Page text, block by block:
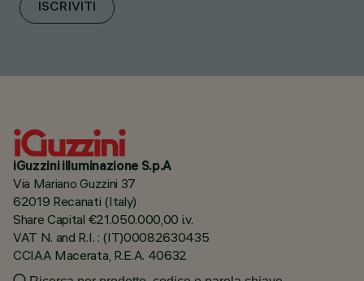
ISCRIVITI
iGuzzini illuminazione S.p.A
Via Mariano Guzzini 37
62019 Recanati (Italy)
Share Capital €21.050.000,00 i.v.
VAT N. and R.I. : (IT)00082630435
CCIAA Macerata, R.E.A. 40632